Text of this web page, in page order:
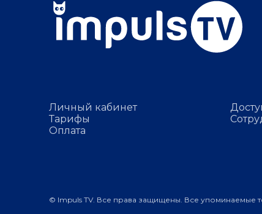
Личный кабинет
Тарифы
Оплата
© Impuls TV. Все права защищены. Все упоминаемые